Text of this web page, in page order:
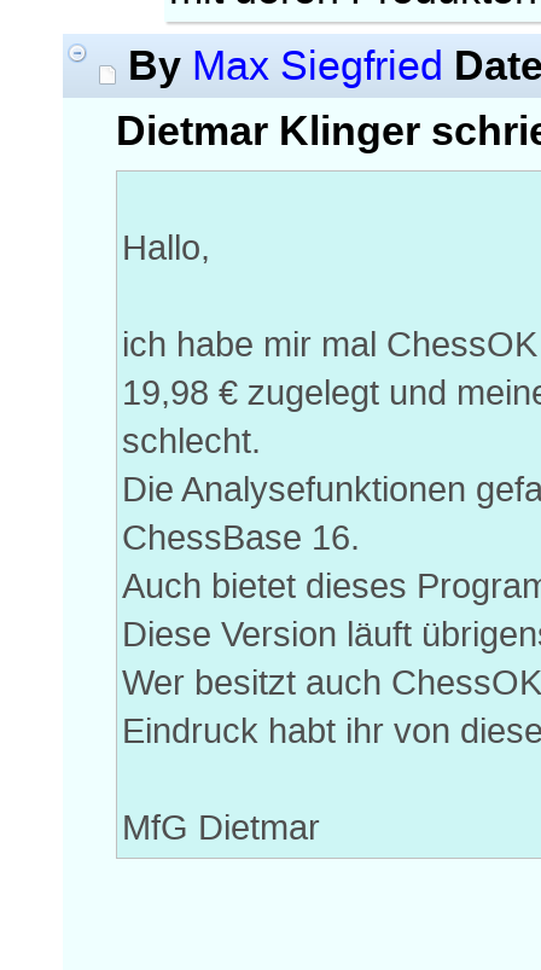
By Max Siegfried
Dietmar Klinger
Hallo,
ich habe mir mal
19,98 € zugelegt und
schlecht.
Die Analysefunktionen
ChessBase 16.
Auch bietet dieses
Diese Version läuft
Wer besitzt auch
Eindruck habt ihr von
MfG Dietmar